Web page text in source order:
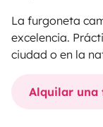
La furgoneta
excelencia.
ciudad o en la
Alquilar una